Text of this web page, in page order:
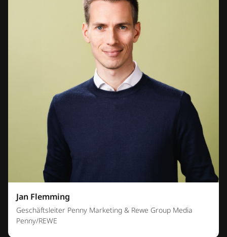
Jan Flemming
Geschäftsleiter Penny Marketing & Rewe Group Media
Penny/REWE